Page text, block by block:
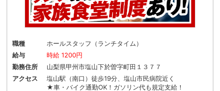
職種
ホールスタッフ（ランチタイム）
給与
時給 1200円
勤務住所
山梨県甲州市塩山下於曽字町田１３７７
アクセス
塩山駅（南口）徒歩19分、塩山市民病院近く
★車・バイク通勤OK！ガソリン代も規定支給！